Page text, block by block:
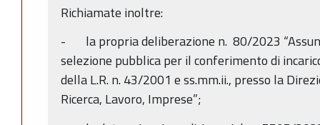
Richiamate inoltre:
- la propria deliberazione n. 80/2023
selezione pubblica per il conferimento di
della L.R. n. 43/2001 e ss.mm.ii., presso la
Ricerca, Lavoro, Imprese”;